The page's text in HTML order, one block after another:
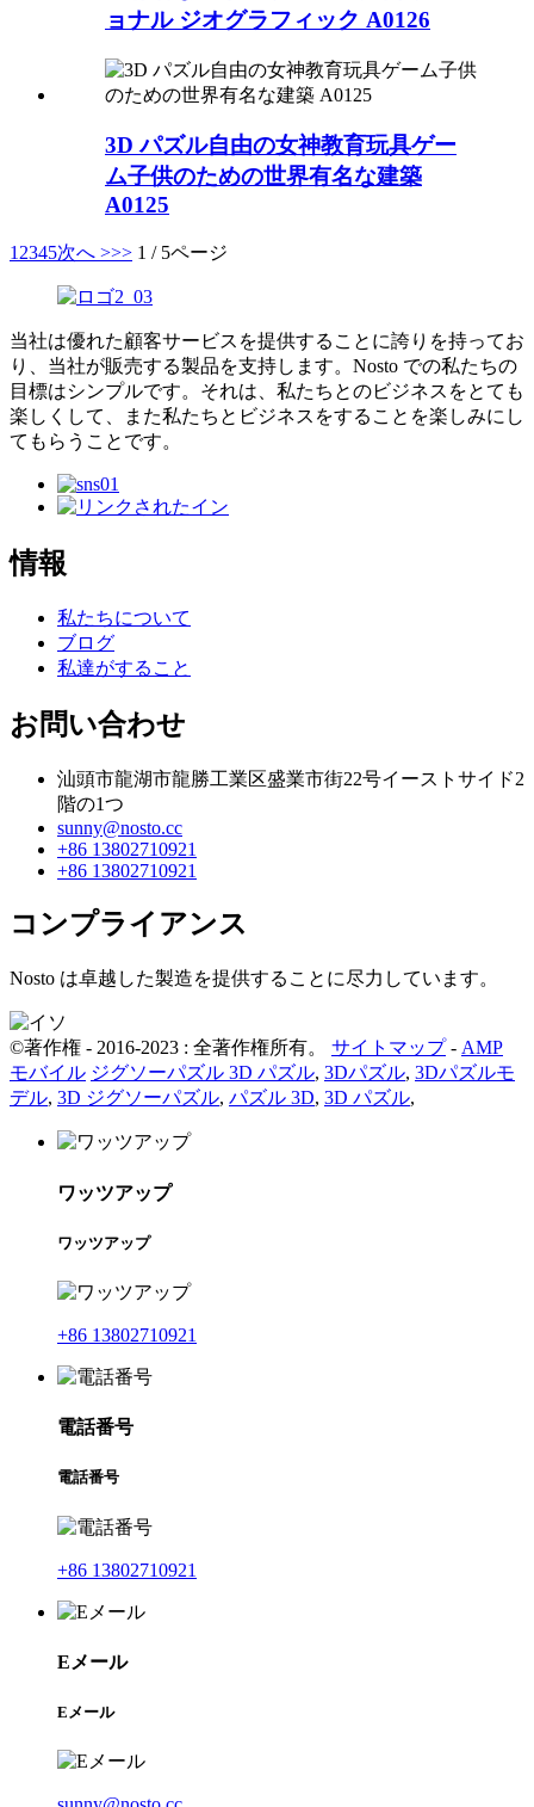
ョナル ジオグラフィック A0126
3D パズル自由の女神教育玩具ゲー
ム子供のための世界有名な建築
A0125
1 2345次へ >>> 1 / 5ページ
当社は優れた顧客サービスを提供することに誇りを持ってお
り、当社が販売する製品を支持します。Nosto での私たちの
目標はシンプルです。それは、私たちとのビジネスをとても
楽しくして、また私たちとビジネスをすることを楽しみにし
てもらうことです。
情報
私たちについて
ブログ
私達がすること
お問い合わせ
汕頭市龍湖市龍勝工業区盛業市街22号イーストサイド2
階の1つ
sunny@nosto.cc
+86 13802710921
+86 13802710921
コンプライアンス
Nosto は卓越した製造を提供することに尽力しています。
©著作権 - 2016-2023 : 全著作権所有。 サイトマップ- AMP
モバイル ジグソーパズル 3D パズル, 3Dパズル, 3Dパズルモ
デル, 3D ジグソーパズル, パズル 3D, 3D パズル,
ワッツアップ
ワッツアップ
+86 13802710921
電話番号
電話番号
+86 13802710921
Eメール
Eメール